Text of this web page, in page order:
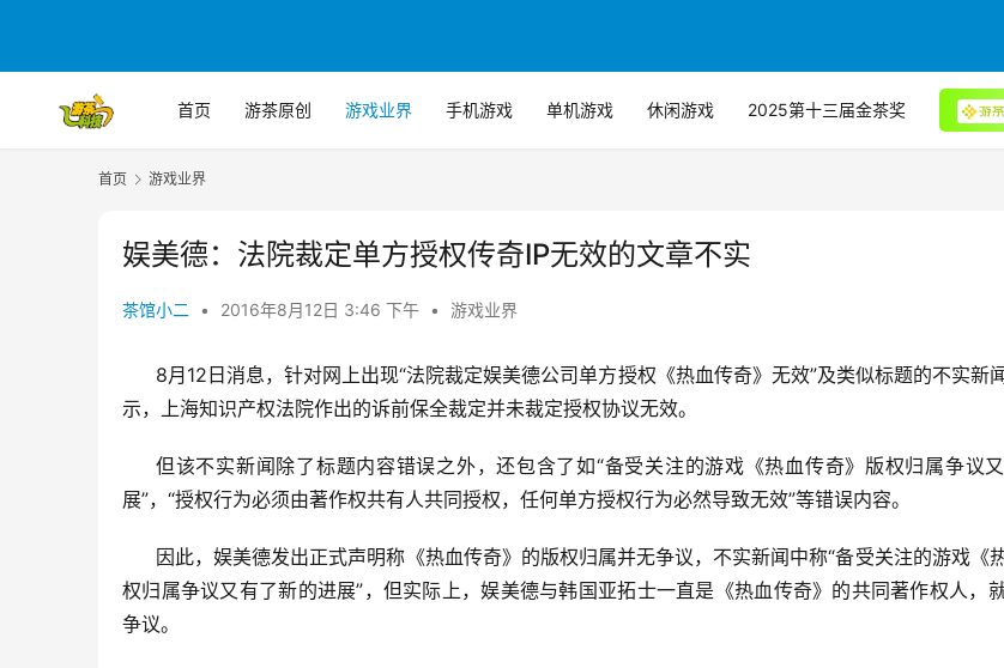
首页 游茶原创 游戏业界 手机游戏 单机游戏 休闲游戏 2025第十三届金茶奖
首页 游戏业界
娱美德：法院裁定单方授权传奇IP无效的文章不实
茶馆小二 • 2016年8月12日 3:46 下午 • 游戏业界
8月12日消息，针对网上出现“法院裁定娱美德公司单方授权《热血传奇》无效”及类似标题的不实新
示，上海知识产权法院作出的诉前保全裁定并未裁定授权协议无效。
但该不实新闻除了标题内容错误之外，还包含了如“备受关注的游戏《热血传奇》版权归属争议
展”，“授权行为必须由著作权共有人共同授权，任何单方授权行为必然导致无效”等错误内容。
因此，娱美德发出正式声明称《热血传奇》的版权归属并无争议，不实新闻中称“备受关注的游戏《
权归属争议又有了新的进展”，但实际上，娱美德与韩国亚拓士一直是《热血传奇》的共同著作权人，
争议。